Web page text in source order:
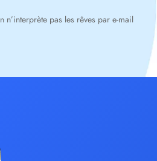
n’interprète pas les rêves par e-mail